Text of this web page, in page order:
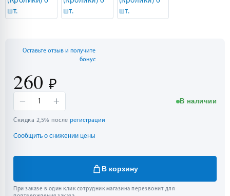
Оставьте отзыв и получите
бонус
260 ₽
− 1 + В наличии
Скидка 2,5% после регистрации
Сообщить о снижении цены
В корзину
При заказе в один клик сотрудник магазина перезвонит для